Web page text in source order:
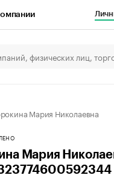
Мария Николаевна
Мария